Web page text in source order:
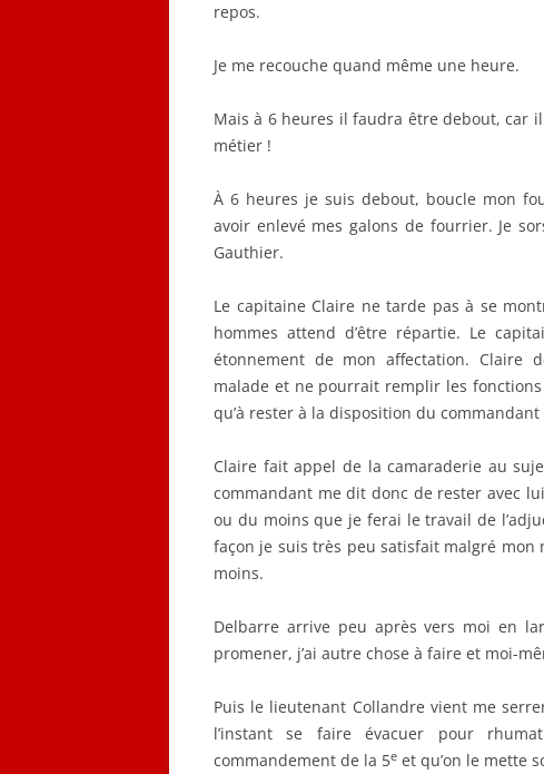
repos.
Je me recouche quand même une heure.
Mais à 6 heures il faudra être debout, car
métier !
À 6 heures je suis debout, boucle mon
avoir enlevé mes galons de fourrier. Je
Gauthier.
Le capitaine Claire ne tarde pas à se
hommes attend d’être répartie. Le
étonnement de mon affectation. Claire
malade et ne pourrait remplir les fonctions
qu’à rester à la disposition du commandant
Claire fait appel de la camaraderie au
commandant me dit donc de rester avec
ou du moins que je ferai le travail de
façon je suis très peu satisfait malgré
moins.
Delbarre arrive peu après vers moi en
promener, j’ai autre chose à faire et moi-
Puis le lieutenant Collandre vient me
l’instant se faire évacuer pour
commandement de la 5e et qu’on le mette